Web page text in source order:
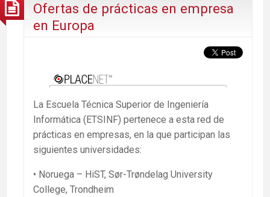
Ofertas de prácticas en empresa
en Europa
La Escuela Técnica Superior de Ingeniería
Informática (ETSINF) pertenece a esta red de
prácticas en empresas, en la que participan las
siguientes universidades:
• Noruega – HiST, Sør-Trøndelag University
College, Trondheim